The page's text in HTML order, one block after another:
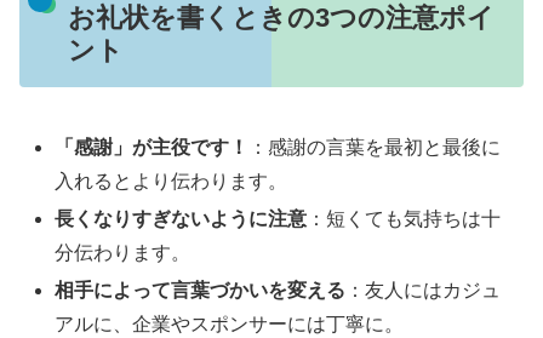
お礼状を書くときの3つの注意ポイ
ント
「感謝」が主役です！
：感謝の言葉を最初と最後に
入れるとより伝わります。
長くなりすぎないように注意 ：短くても気持ちは十
分伝わります。
相手によって言葉づかいを変える ：友人にはカジュ
アルに、企業やスポンサーには丁寧に。